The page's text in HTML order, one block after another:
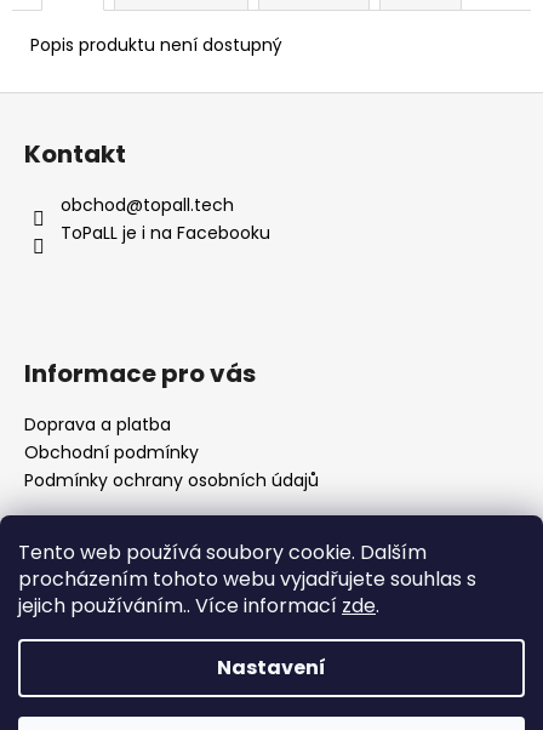
Tento web používá soubory cookie. Dalším
procházením tohoto webu vyjadřujete souhlas s
jejich používáním.. Více informací zde.
Nastavení
rozrostla o nového člena a já se pomalu vracím k
vyřizování objednávek. Prosím vás proto o trochu
trpělivosti, než se zotavíme a zaběhneme do nového
režimu. Jako malé poděkování můžete využít 10% slevu na
Popis produktu není dostupný
Kontakt
obchod@topall.tech
ToPaLL je i na Facebooku
Informace pro vás
Doprava a platba
Obchodní podmínky
Podmínky ochrany osobních údajů
Přijímáme online platby
Vytvořil Shoptet